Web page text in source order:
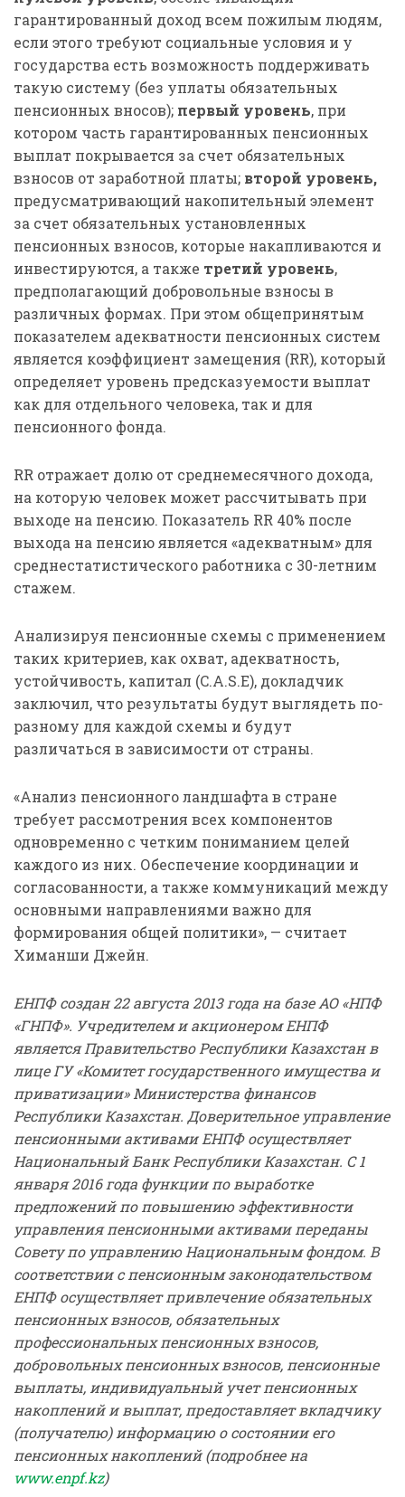
гарантированный доход всем пожилым людям,
если этого требуют социальные условия и у
государства есть возможность поддерживать
такую систему (без уплаты обязательных
пенсионных вносов); первый уровень, при
котором часть гарантированных пенсионных
выплат покрывается за счет обязательных
взносов от заработной платы; второй уровень,
предусматривающий накопительный элемент
за счет обязательных установленных
пенсионных взносов, которые накапливаются и
инвестируются, а также третий уровень,
предполагающий добровольные взносы в
различных формах. При этом общепринятым
показателем адекватности пенсионных систем
является коэффициент замещения (RR), который
определяет уровень предсказуемости выплат
как для отдельного человека, так и для
пенсионного фонда.
RR отражает долю от среднемесячного дохода,
на которую человек может рассчитывать при
выходе на пенсию. Показатель RR 40% после
выхода на пенсию является «адекватным» для
среднестатистического работника с 30-летним
стажем.
Анализируя пенсионные схемы с применением
таких критериев, как охват, адекватность,
устойчивость, капитал (C.A.S.E), докладчик
заключил, что результаты будут выглядеть по-
разному для каждой схемы и будут
различаться в зависимости от страны.
«Анализ пенсионного ландшафта в стране
требует рассмотрения всех компонентов
одновременно с четким пониманием целей
каждого из них. Обеспечение координации и
согласованности, а также коммуникаций между
основными направлениями важно для
формирования общей политики», — считает
Химанши Джейн.
ЕНПФ создан 22 августа 2013 года на базе АО «НПФ
«ГНПФ». Учредителем и акционером ЕНПФ
является Правительство Республики Казахстан в
лице ГУ «Комитет государственного имущества и
приватизации» Министерства финансов
Республики Казахстан. Доверительное управление
пенсионными активами ЕНПФ осуществляет
Национальный Банк Республики Казахстан. С 1
января 2016 года функции по выработке
предложений по повышению эффективности
управления пенсионными активами переданы
Совету по управлению Национальным фондом. В
соответствии с пенсионным законодательством
ЕНПФ осуществляет привлечение обязательных
пенсионных взносов, обязательных
профессиональных пенсионных взносов,
добровольных пенсионных взносов, пенсионные
выплаты, индивидуальный учет пенсионных
накоплений и выплат, предоставляет вкладчику
(получателю) информацию о состоянии его
пенсионных накоплений (подробнее на
www.enpf.kz)